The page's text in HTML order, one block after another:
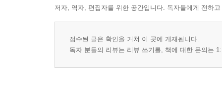
저자, 역자, 편집자를 위한 공간입니다. 독자들에게 전하
접수된 글은 확인을 거쳐 이 곳에 게재됩니다.
독자 분들의 리뷰는 리뷰 쓰기를, 책에 대한 문의는